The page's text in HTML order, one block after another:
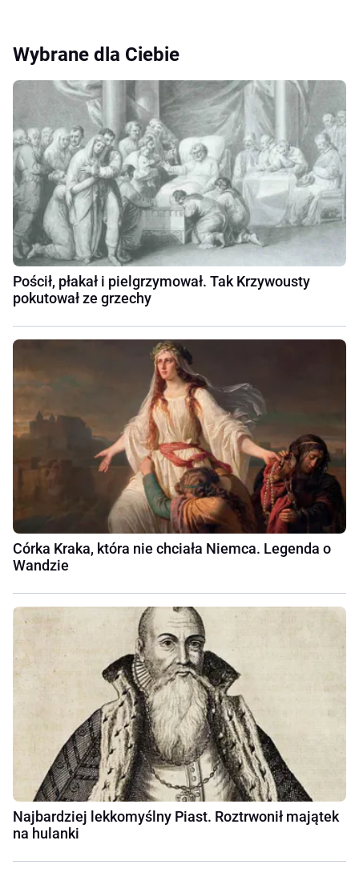
Wybrane dla Ciebie
Pościł, płakał i pielgrzymował. Tak Krzywousty
pokutował ze grzechy
Córka Kraka, która nie chciała Niemca. Legenda o
Wandzie
Najbardziej lekkomyślny Piast. Roztrwonił majątek
na hulanki